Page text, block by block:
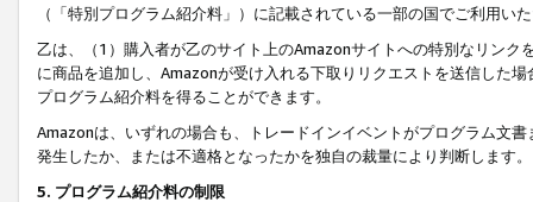
（「特別プログラム紹介料」）に記載されている一部の国でご利用い
乙は、（1）購入者が乙のサイト上のAmazonサイトへの特別なリン
に商品を追加し、Amazonが受け入れる下取りリクエストを送信した
プログラム紹介料を得ることができます。
Amazonは、いずれの場合も、トレードインイベントがプログラム文
発生したか、または不適格となったかを独自の裁量により判断します。
5. プログラム紹介料の制限